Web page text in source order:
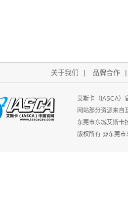
关于我们 | 品牌合作
艾斯卡（IASCA）
网站部分资源来自
东莞市东城艾斯卡
版权所有 @东莞